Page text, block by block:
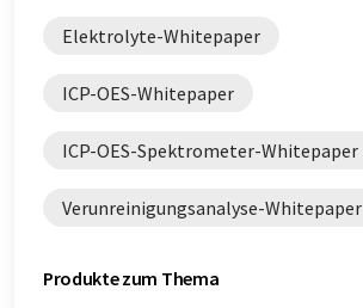
Elektrolyte-Whitepaper
ICP-OES-Whitepaper
ICP-OES-Spektrometer-Whitepaper
Verunreinigungsanalyse-Whitepaper
Produkte zum Thema